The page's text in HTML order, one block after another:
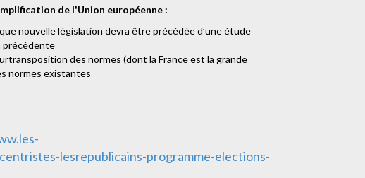
de l'Union européenne :
nouvelle législation devra être précédée d’une étude
précédente
des normes (dont la France est la grande
normes existantes
lesrepublicains-programme-elections-